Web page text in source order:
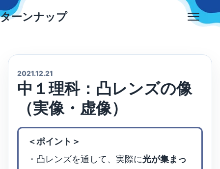
Skip
to
ターンナップ
2021.12.21
中１理科：凸レンズの像
（実像・虚像）
＜ポイント＞
・凸レンズを通して、実際に光が集まっ